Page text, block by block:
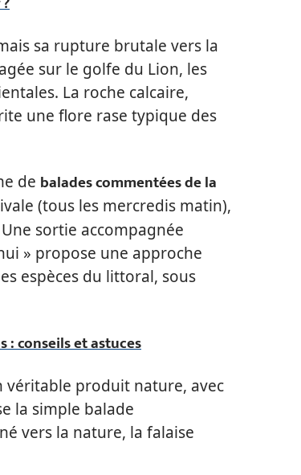
sa rupture brutale vers la
sur le golfe du Lion, les
La roche calcaire,
une flore rase typique des
de balades commentées de la
(tous les mercredis matin),
sortie accompagnée
» propose une approche
espèces du littoral, sous
: conseils et astuces
véritable produit nature, avec
la simple balade
vers la nature, la falaise